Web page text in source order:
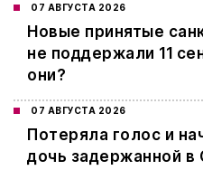
07 АВГУСТА 2026
Новые принятые
не поддержали 11
они?
07 АВГУСТА 2026
Потеряла голос и
дочь задержанной в